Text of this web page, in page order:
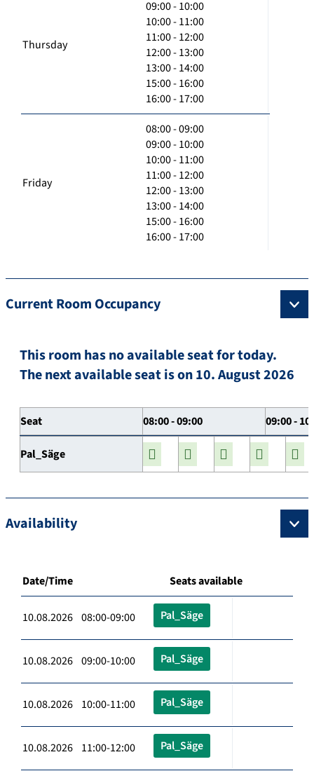
Thursday
09:00 - 10:00
10:00 - 11:00
11:00 - 12:00
12:00 - 13:00
13:00 - 14:00
15:00 - 16:00
16:00 - 17:00
Friday
08:00 - 09:00
09:00 - 10:00
10:00 - 11:00
11:00 - 12:00
12:00 - 13:00
13:00 - 14:00
15:00 - 16:00
16:00 - 17:00
Current Room Occupancy
This room has no available seat for today.
The next available seat is on 10. August 2026
Seat 08:00 - 09:00 09:00 -
Pal_Säge
Availability
Date/Time Seats available
10.08.2026 08:00-09:00 Pal_Säge
10.08.2026 09:00-10:00 Pal_Säge
10.08.2026 10:00-11:00 Pal_Säge
10.08.2026 11:00-12:00 Pal_Säge